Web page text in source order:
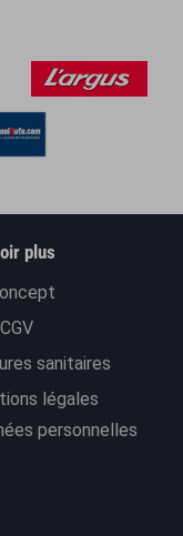
plus
sanitaires
légales
personnelles